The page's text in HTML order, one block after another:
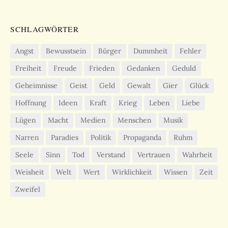
SCHLAGWÖRTER
Angst Bewusstsein Bürger Dummheit
Fehler
Freiheit
Freude Frieden Gedanken
Geduld
Geheimnisse
Geist Geld Gewalt Gier
Glück
Hoffnung
Ideen Kraft Krieg Leben
Liebe
Lügen
Macht Medien Menschen
Musik
Narren
Paradies Politik Propaganda
Ruhm
Seele
Sinn Tod Verstand Vertrauen
Wahrheit
Weisheit
Welt Wert Wirklichkeit Wissen
Zeit
Zweifel